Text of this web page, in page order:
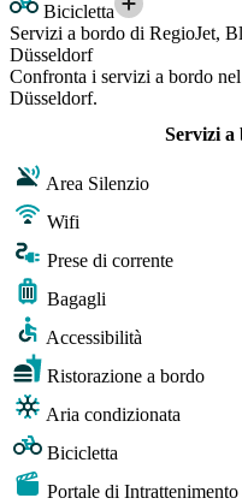
Bicicletta
Servizi a bordo di RegioJet,
Düsseldorf
Confronta i servizi a bordo
Düsseldorf.
Servizi a
Area Silenzio
Wifi
Prese di corrente
Bagagli
Accessibilità
Ristorazione a bordo
Aria condizionata
Bicicletta
Portale di Intrattenimento